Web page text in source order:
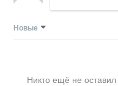
Новые
Никто ещё не